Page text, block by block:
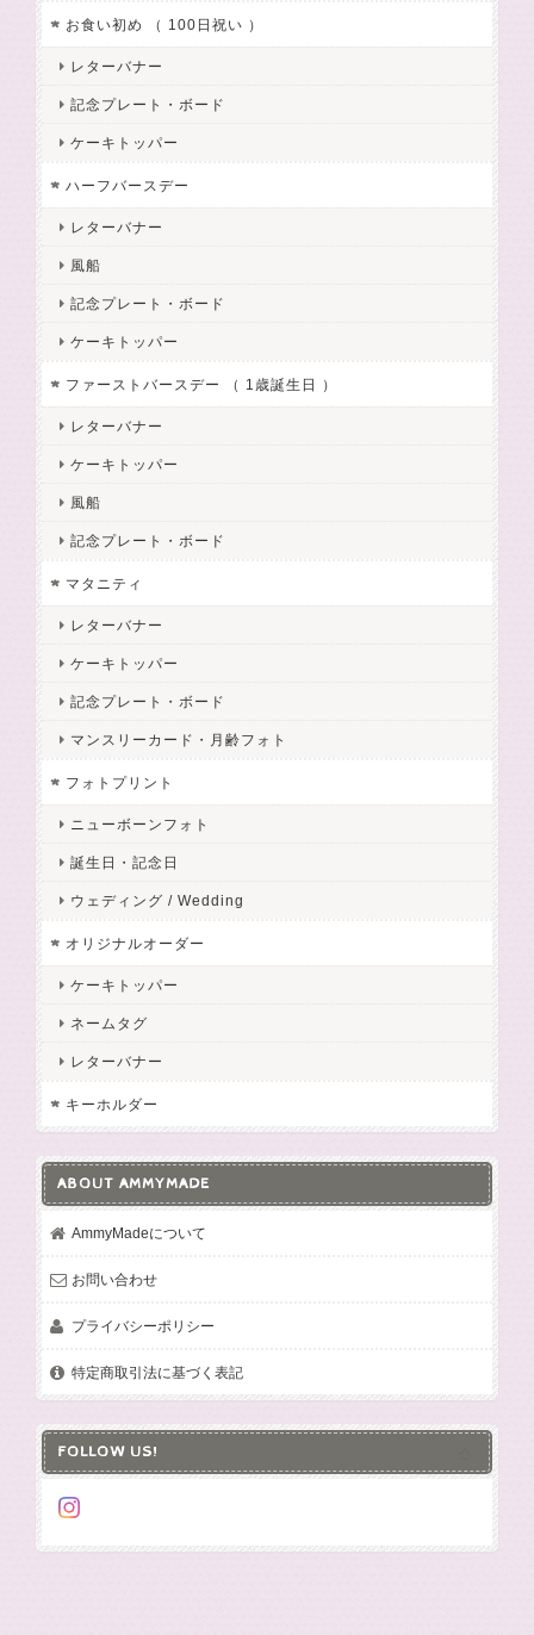
お食い初め （ 100日祝い ）
レターバナー
記念プレート・ボード
ケーキトッパー
ハーフバースデー
レターバナー
風船
記念プレート・ボード
ケーキトッパー
ファーストバースデー （ 1歳誕生日 ）
レターバナー
ケーキトッパー
風船
記念プレート・ボード
マタニティ
レターバナー
ケーキトッパー
記念プレート・ボード
マンスリーカード・月齢フォト
フォトプリント
ニューボーンフォト
誕生日・記念日
ウェディング / Wedding
オリジナルオーダー
ケーキトッパー
ネームタグ
レターバナー
キーホルダー
ABOUT AMMYMADE
AmmyMadeについて
お問い合わせ
プライバシーポリシー
特定商取引法に基づく表記
FOLLOW US!